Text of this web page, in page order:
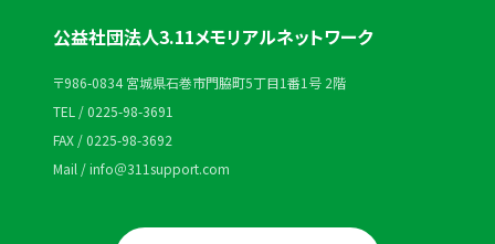
公益社団法人3.11メモリアルネットワーク
〒986-0834 宮城県石巻市門脇町5丁目1番1号 2階
TEL / 0225-98-3691
FAX / 0225-98-3692
Mail / info＠311support.com